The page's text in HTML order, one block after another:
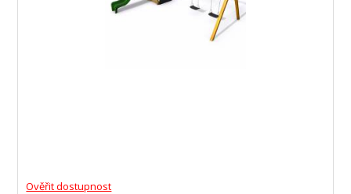
Ověřit dostupnost